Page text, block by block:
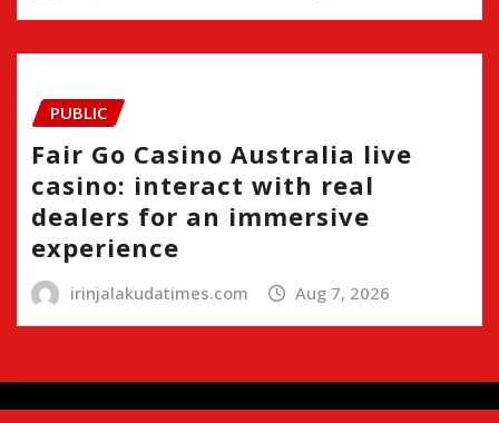
PUBLIC
Fair Go Casino Australia live
casino: interact with real
dealers for an immersive
experience
irinjalakudatimes.com Aug 7, 2026